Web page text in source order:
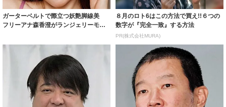
ガーターベルトで際立つ妖艶脚線美
フリーアナ森香澄がランジェリーモデ
８月のロト6はこの方法で買え!!６つの
数字が『完全一致』する方法
PR(株式会社MURA)